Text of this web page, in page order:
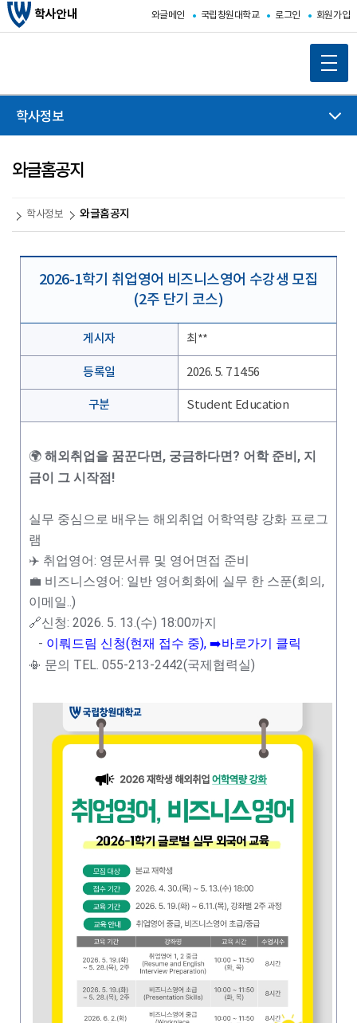
학사안내 와글메인 국립창원대학교 로그인 회원가입
학사정보
와글홈공지
학사정보 와글홈공지
2026-1학기 취업영어 비즈니스영어 수강생 모집
(2주 단기 코스)
게시자 최**
등록일 2026. 5. 7 14:56
구분 Student Education
🌍 해외취업을 꿈꾼다면, 궁금하다면? 어학 준비, 지
금이 그 시작점!
실무 중심으로 배우는 해외취업 어학역량 강화 프로그
램
✈️ 취업영어: 영문서류 및 영어면접 준비
💼 비즈니스영어: 일반 영어회화에 실무 한 스푼(회의,
이메일..)
🔗신청: 2026. 5. 13.(수) 18:00까지
- 이뤄드림 신청(현재 접수 중), ➡️바로가기 클릭
📳 문의 TEL. 055-213-2442(국제협력실)